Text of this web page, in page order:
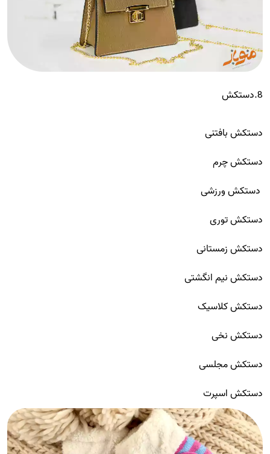
8.دستکش
دستکش بافتنی
دستکش چرم
دستکش ورزشی
دستکش توری
دستکش زمستانی
دستکش نیم انگشتی
دستکش کلاسیک
دستکش نخی
دستکش مجلسی
دستکش اسپرت